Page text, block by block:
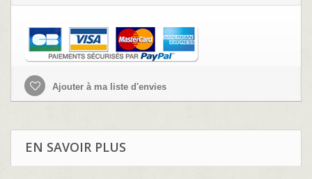
Ajouter à ma liste d'envies
EN SAVOIR PLUS